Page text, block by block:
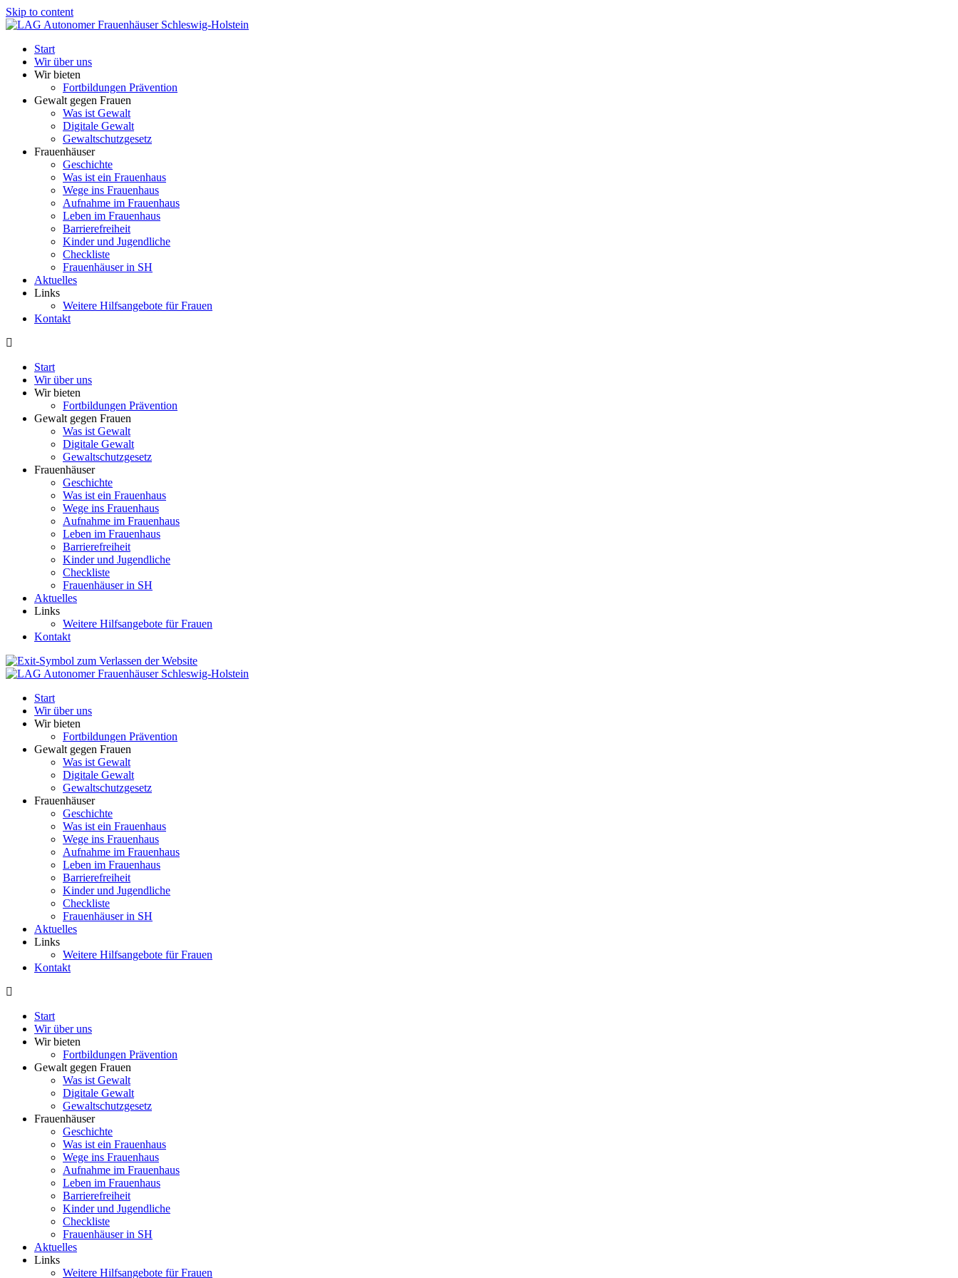
Skip to content
Start
Wir über uns
Wir bieten
Fortbildungen Prävention
Gewalt gegen Frauen
Was ist Gewalt
Digitale Gewalt
Gewaltschutzgesetz
Frauenhäuser
Geschichte
Was ist ein Frauenhaus
Wege ins Frauenhaus
Aufnahme im Frauenhaus
Leben im Frauenhaus
Barrierefreiheit
Kinder und Jugendliche
Checkliste
Frauenhäuser in SH
Aktuelles
Links
Weitere Hilfsangebote für Frauen
Kontakt
Start
Wir über uns
Wir bieten
Fortbildungen Prävention
Gewalt gegen Frauen
Was ist Gewalt
Digitale Gewalt
Gewaltschutzgesetz
Frauenhäuser
Geschichte
Was ist ein Frauenhaus
Wege ins Frauenhaus
Aufnahme im Frauenhaus
Leben im Frauenhaus
Barrierefreiheit
Kinder und Jugendliche
Checkliste
Frauenhäuser in SH
Aktuelles
Links
Weitere Hilfsangebote für Frauen
Kontakt
Start
Wir über uns
Wir bieten
Fortbildungen Prävention
Gewalt gegen Frauen
Was ist Gewalt
Digitale Gewalt
Gewaltschutzgesetz
Frauenhäuser
Geschichte
Was ist ein Frauenhaus
Wege ins Frauenhaus
Aufnahme im Frauenhaus
Leben im Frauenhaus
Barrierefreiheit
Kinder und Jugendliche
Checkliste
Frauenhäuser in SH
Aktuelles
Links
Weitere Hilfsangebote für Frauen
Kontakt
Start
Wir über uns
Wir bieten
Fortbildungen Prävention
Gewalt gegen Frauen
Was ist Gewalt
Digitale Gewalt
Gewaltschutzgesetz
Frauenhäuser
Geschichte
Was ist ein Frauenhaus
Wege ins Frauenhaus
Aufnahme im Frauenhaus
Leben im Frauenhaus
Barrierefreiheit
Kinder und Jugendliche
Checkliste
Frauenhäuser in SH
Aktuelles
Links
Weitere Hilfsangebote für Frauen